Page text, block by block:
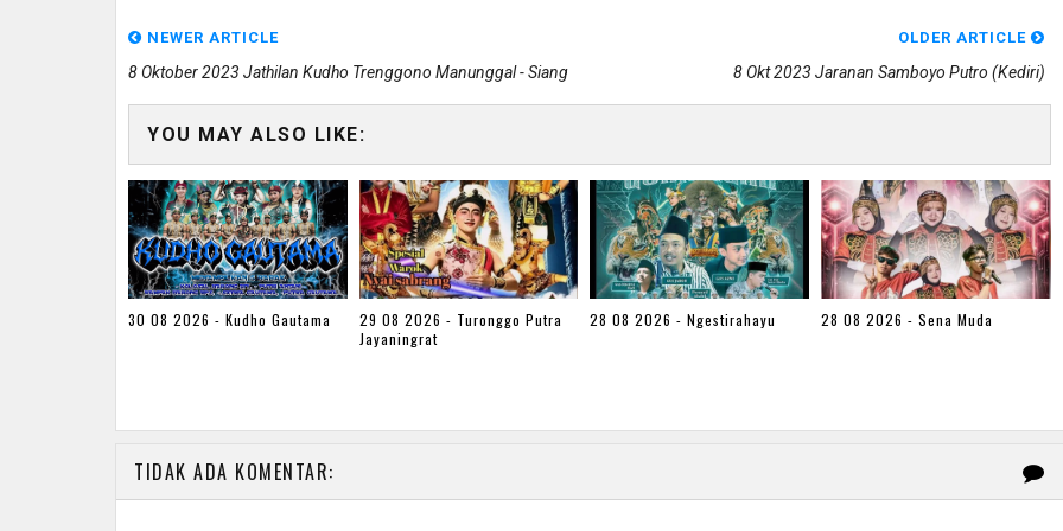
NEWER ARTICLE
8 Oktober 2023 Jathilan Kudho Trenggono Manunggal - Siang
OLDER ARTICLE
8 Okt 2023 Jaranan Samboyo Putro (kediri)
YOU MAY ALSO LIKE:
30 08 2026 - Kudho Gautama
29 08 2026 - Turonggo Putra
Jayaningrat
28 08 2026 - Ngestirahayu 28 08 2026 - Sena Muda
TIDAK ADA KOMENTAR: